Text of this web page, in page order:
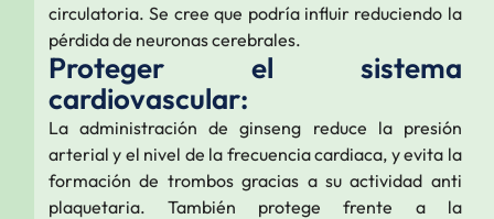
circulatoria. Se cree que podría influir reduciendo la
pérdida de neuronas cerebrales.
Proteger el sistema
cardiovascular:
La administración de ginseng reduce la presión
arterial y el nivel de la frecuencia cardiaca, y evita la
formación de trombos gracias a su actividad anti
plaquetaria. También protege frente a la